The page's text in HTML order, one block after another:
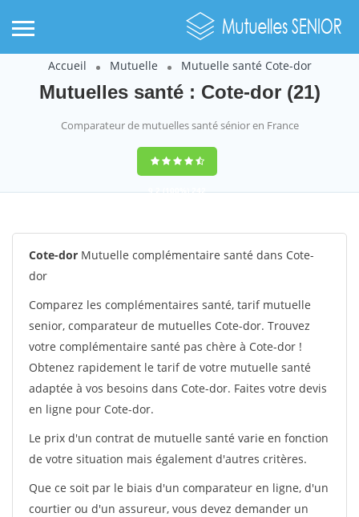
Accueil Mutuelle Mutuelle santé Cote-dor
Mutuelles santé : Cote-dor (21)
Comparateur de mutuelles santé sénior en France
9,2(100%)242
Cote-dor Mutuelle complémentaire santé dans Cote-
dor
Comparez les complémentaires santé, tarif mutuelle
senior, comparateur de mutuelles Cote-dor. Trouvez
votre complémentaire santé pas chère à Cote-dor !
Obtenez rapidement le tarif de votre mutuelle santé
adaptée à vos besoins dans Cote-dor. Faites votre devis
en ligne pour Cote-dor.
Le prix d'un contrat de mutuelle santé varie en fonction
de votre situation mais également d'autres critères.
Que ce soit par le biais d'un comparateur en ligne, d'un
courtier ou d'un assureur, vous devez demander un